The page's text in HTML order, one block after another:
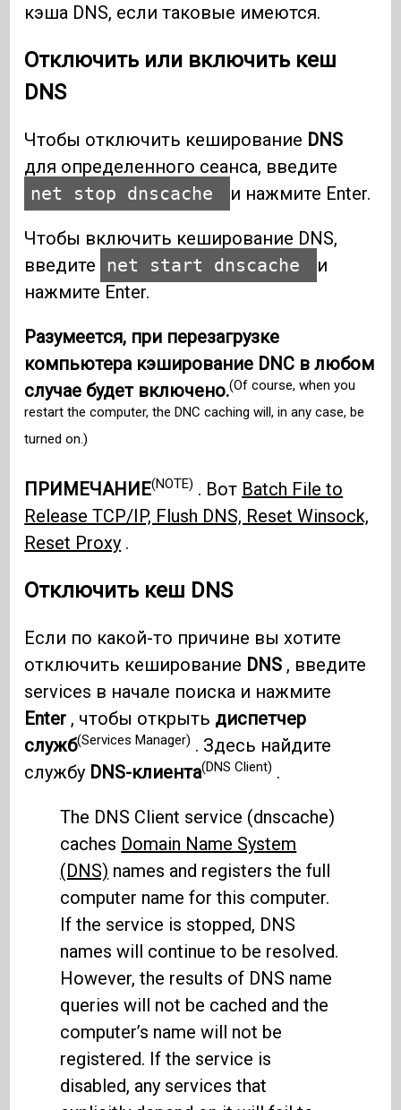
кэша DNS, если таковые имеются.
Отключить или включить кеш
DNS
Чтобы отключить кеширование DNS
для определенного сеанса, введите
net stop dnscache
и нажмите Enter.
Чтобы включить кеширование DNS,
введите
net start dnscache
и
нажмите Enter.
Разумеется, при перезагрузке
компьютера кэширование DNC в любом
случае будет включено.(Of course, when you
restart the computer, the DNC caching will, in any case, be
turned on.)
ПРИМЕЧАНИЕ(NOTE) . Вот Batch File to
Release TCP/IP, Flush DNS, Reset Winsock,
Reset Proxy .
Отключить кеш DNS
Если по какой-то причине вы хотите
отключить кеширование DNS , введите
services в начале поиска и нажмите
Enter , чтобы открыть диспетчер
служб(Services Manager) . Здесь найдите
службу DNS-клиента(DNS Client) .
The DNS Client service (dnscache)
caches Domain Name System
(DNS) names and registers the full
computer name for this computer.
If the service is stopped, DNS
names will continue to be resolved.
However, the results of DNS name
queries will not be cached and the
computer’s name will not be
registered. If the service is
disabled, any services that